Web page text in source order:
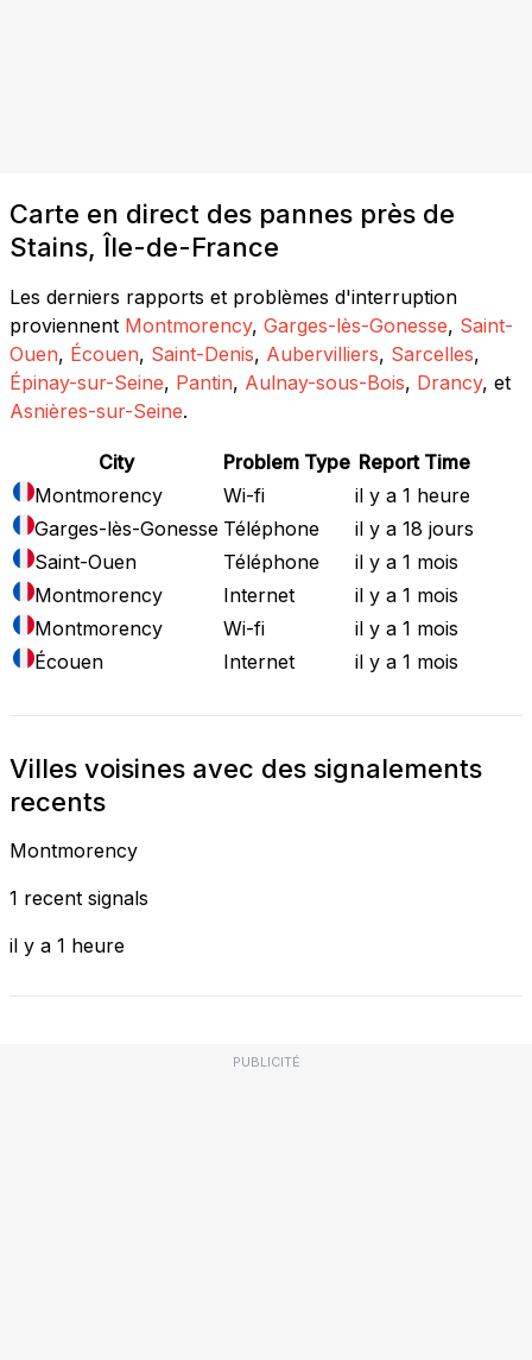
Carte en direct des pannes près de
Stains, Île-de-France
Les derniers rapports et problèmes d'interruption
proviennent Montmorency, Garges-lès-Gonesse, Saint-
Ouen, Écouen, Saint-Denis, Aubervilliers, Sarcelles,
Épinay-sur-Seine, Pantin, Aulnay-sous-Bois, Drancy, et
Asnières-sur-Seine.
City Problem Type Report Time
Montmorency
Wi-fi
il y a 1 heure
Garges-lès-Gonesse Téléphone
il y a 18 jours
Saint-Ouen
Téléphone
il y a 1 mois
Montmorency
Internet
il y a 1 mois
Montmorency
Wi-fi
il y a 1 mois
Écouen
Internet il y a 1 mois
Villes voisines avec des signalements
recents
Montmorency
1 recent signals
il y a 1 heure
PUBLICITÉ